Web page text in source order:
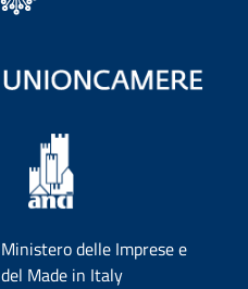
Ministero delle Imprese e
del Made in Italy